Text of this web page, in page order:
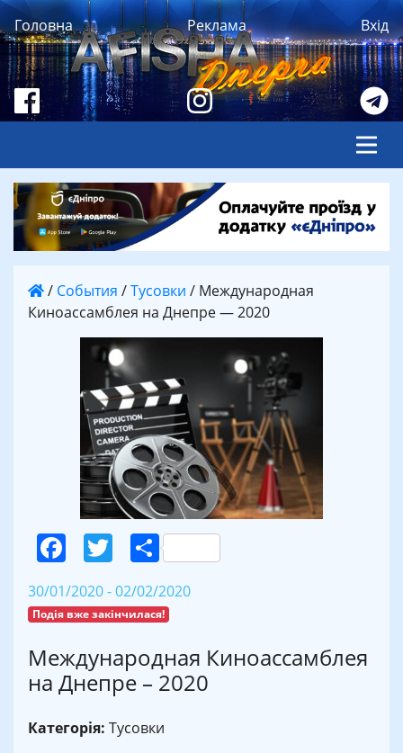
Головна Реклама Вхід
/ События /Тусовки / Международная
Киноассамблея на Днепре — 2020
Facebook
Twitter
Поділитися
30/01/2020 - 02/02/2020
Подія вже закінчилася!
Международная Киноассамблея
на Днепре – 2020
Категорія: Тусовки